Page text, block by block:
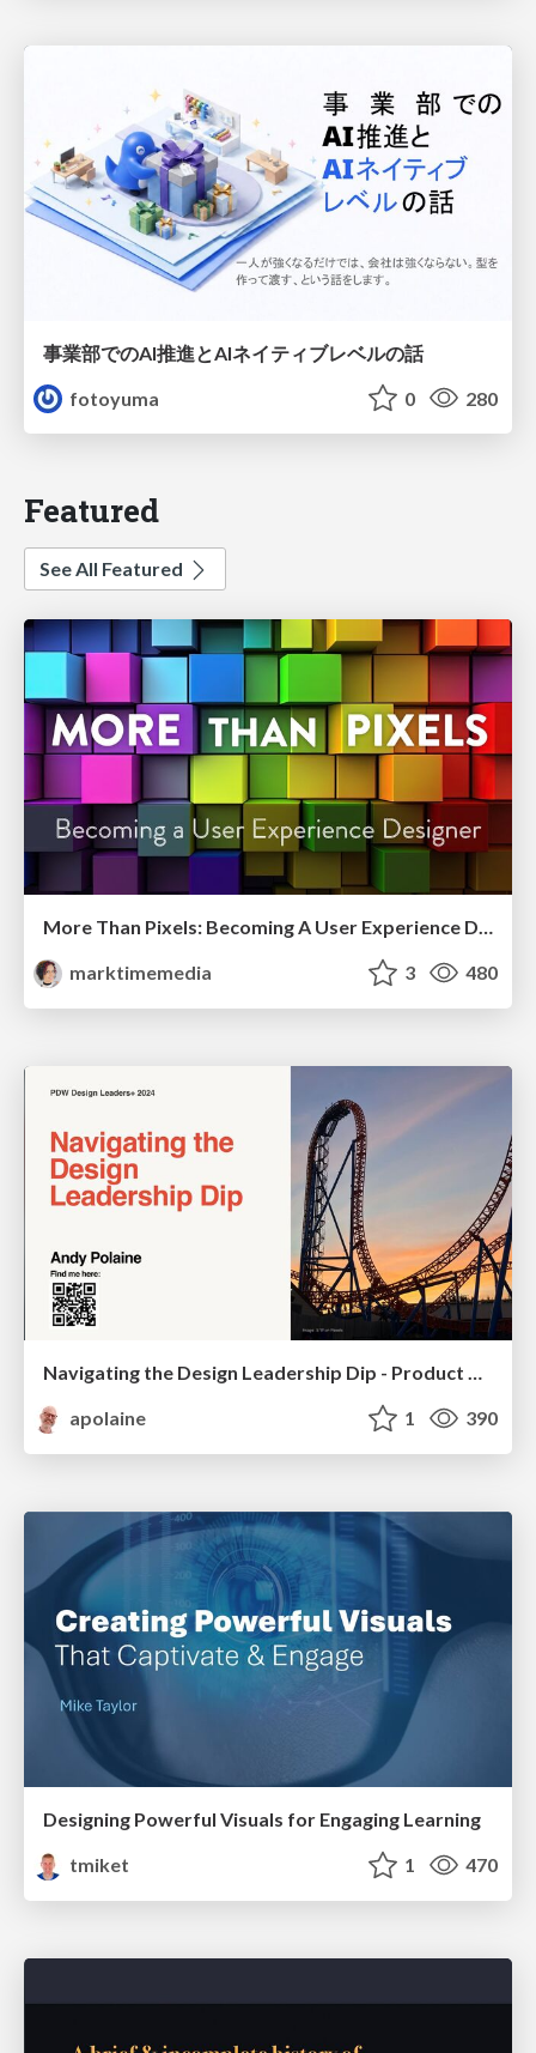
事業部でのAI推進とAIネイティブレベルの話
fotoyuma
0 280
Featured
See All Featured
More Than Pixels: Becoming A User Experience Designer
marktimemedia
3 480
Navigating the Design Leadership Dip - Product Design Week Design Leaders+ Conference 2024
apolaine
1 390
Designing Powerful Visuals for Engaging Learning
tmiket
1 470